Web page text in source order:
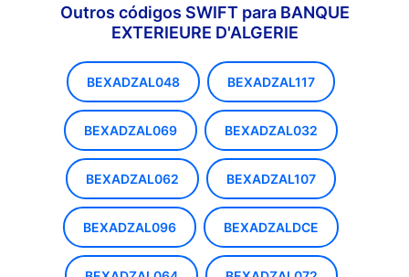
Outros códigos SWIFT para BANQUE
EXTERIEURE D'ALGERIE
BEXADZAL048 BEXADZAL117
BEXADZAL069 BEXADZAL032
BEXADZAL062 BEXADZAL107
BEXADZAL096 BEXADZALDCE